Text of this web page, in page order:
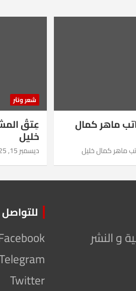
ماهر كمال
ماهر كمال خليل
شعر ونثر
عِتقُ
خليل
ديسمبر 15, 2025
و النشر
للتواصل
Twitter